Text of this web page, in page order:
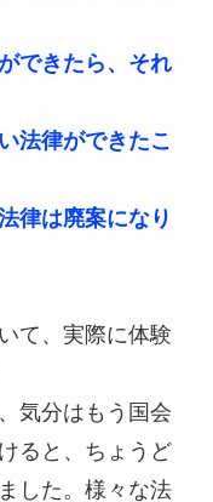
できたら、それ
法律ができたこ
律は廃案になり
て、実際に体験
気分はもう国会
ると、ちょうど
した。様々な法